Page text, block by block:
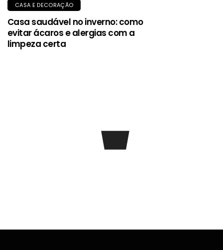
CASA E DECORAÇÃO
Casa saudável no inverno: como
evitar ácaros e alergias com a
limpeza certa